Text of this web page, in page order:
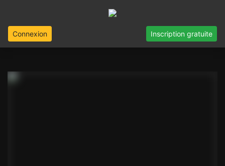
Connexion Inscription gratuite